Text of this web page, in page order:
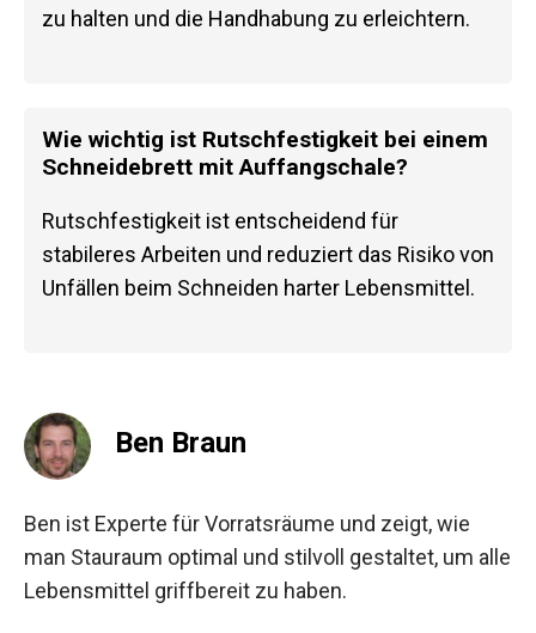
zu halten und die Handhabung zu erleichtern.
Wie wichtig ist Rutschfestigkeit bei einem
Schneidebrett mit Auffangschale?
Rutschfestigkeit ist entscheidend für
stabileres Arbeiten und reduziert das Risiko von
Unfällen beim Schneiden harter Lebensmittel.
Ben Braun
Ben ist Experte für Vorratsräume und zeigt, wie
man Stauraum optimal und stilvoll gestaltet, um alle
Lebensmittel griffbereit zu haben.